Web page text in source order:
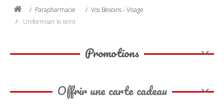
Parapharmacie
Vos Besoins - Visage
Uniformiser le teint
Promotions
Offrir une carte cadeau